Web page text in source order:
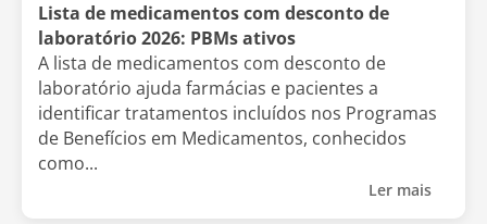
Lista de medicamentos com desconto de
laboratório 2026: PBMs ativos
A lista de medicamentos com desconto de
laboratório ajuda farmácias e pacientes a
identificar tratamentos incluídos nos Programas
de Benefícios em Medicamentos, conhecidos
como...
Ler mais